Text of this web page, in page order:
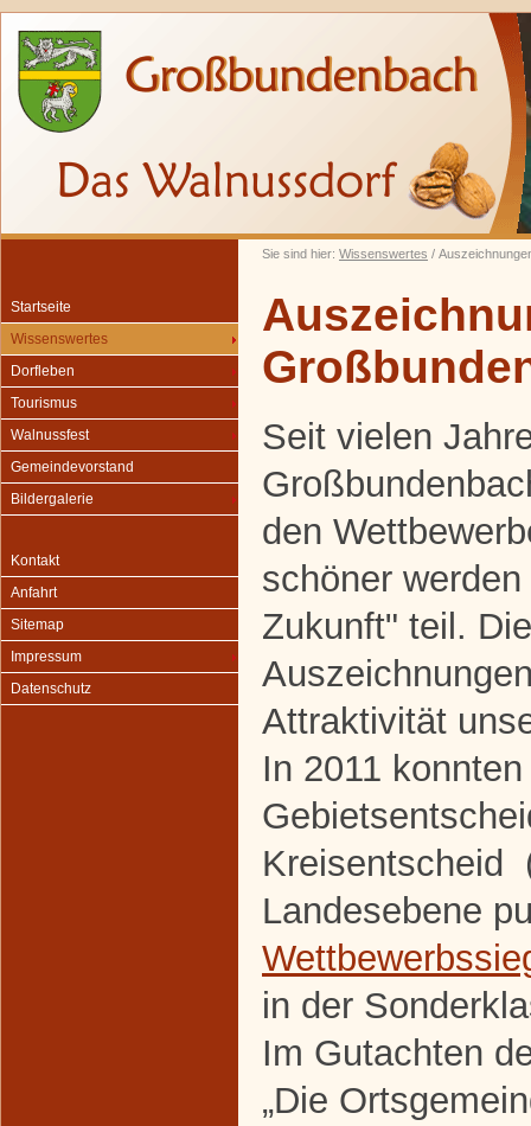
Sie sind hier: Wissenswertes /
Startseite
Wissenswertes
Dorfleben
Tourismus
Walnussfest
Gemeindevorstand
Bildergalerie
Kontakt
Anfahrt
Sitemap
Impressum
Datenschutz
Seit vielen
den
schöner
Zukunft" teil.
Attraktivität
In 2011
Kreisentscheid
Landesebene
in der
Im Gutachten
„Die